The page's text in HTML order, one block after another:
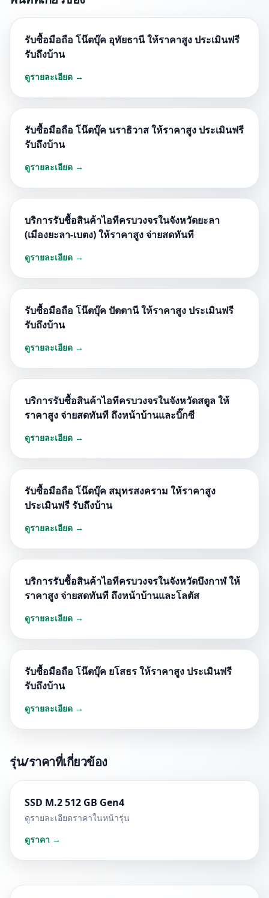
รับซื้อมือถือ โน๊ตบุ๊ค อุทัยธานี ให้ราคาสูง ประเมินฟรี
รับถึงบ้าน
ดูรายละเอียด →
รับซื้อมือถือ โน๊ตบุ๊ค นราธิวาส ให้ราคาสูง ประเมินฟรี
รับถึงบ้าน
ดูรายละเอียด →
บริการรับซื้อสินค้าไอทีครบวงจรในจังหวัดยะลา
(เมืองยะลา-เบตง) ให้ราคาสูง จ่ายสดทันที
ดูรายละเอียด →
รับซื้อมือถือ โน๊ตบุ๊ค ปัตตานี ให้ราคาสูง ประเมินฟรี
รับถึงบ้าน
ดูรายละเอียด →
บริการรับซื้อสินค้าไอทีครบวงจรในจังหวัดสตูล ให้
ราคาสูง จ่ายสดทันที ถึงหน้าบ้านและบิ๊กซี
ดูรายละเอียด →
รับซื้อมือถือ โน๊ตบุ๊ค สมุทรสงคราม ให้ราคาสูง
ประเมินฟรี รับถึงบ้าน
ดูรายละเอียด →
บริการรับซื้อสินค้าไอทีครบวงจรในจังหวัดบึงกาฬ ให้
ราคาสูง จ่ายสดทันที ถึงหน้าบ้านและโลตัส
ดูรายละเอียด →
รับซื้อมือถือ โน๊ตบุ๊ค ยโสธร ให้ราคาสูง ประเมินฟรี
รับถึงบ้าน
ดูรายละเอียด →
รุ่น/ราคาที่เกี่ยวข้อง
SSD M.2 512 GB Gen4
ดูรายละเอียดราคาในหน้ารุ่น
ดูราคา →